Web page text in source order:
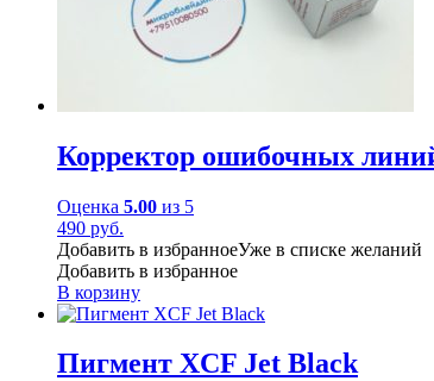
Корректор ошибочных
Оценка 5.00 из 5
490 руб.
Добавить в избранноеУже в списке желаний
Добавить в избранное
В корзину
Пигмент XCF Jet Black